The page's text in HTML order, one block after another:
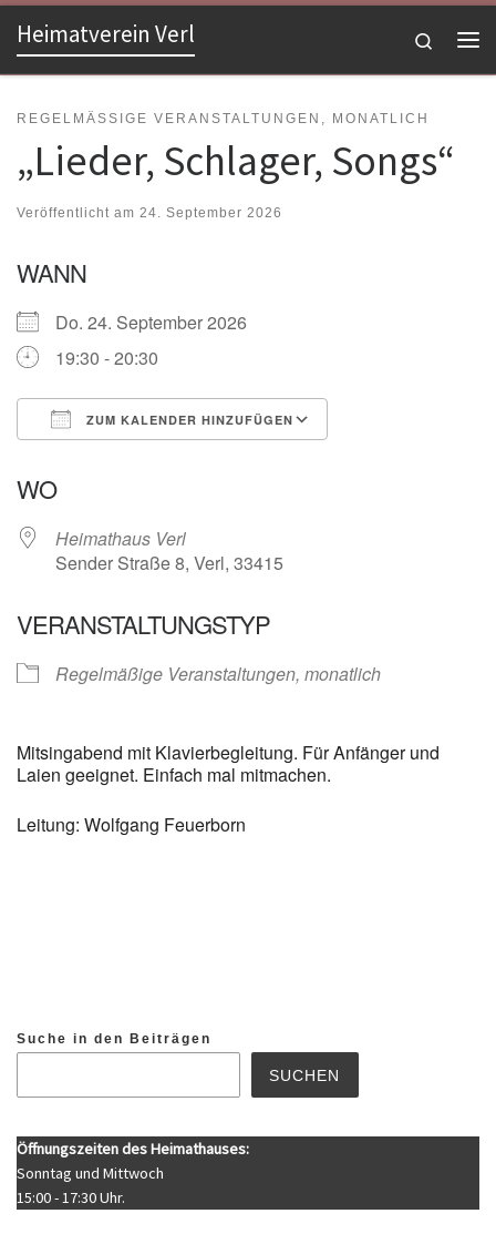
Zum Inhalt springen
Heimatverein Verl
Search
REGELMÄSSIGE VERANSTALTUNGEN, MONATLICH
„Lieder, Schlager, Songs“
Veröffentlicht am 24. September 2026
WANN
Do. 24. September 2026
19:30 - 20:30
ZUM KALENDER HINZUFÜGEN
WO
Heimathaus Verl
Sender Straße 8, Verl, 33415
VERANSTALTUNGSTYP
Regelmäßige Veranstaltungen, monatlich
Mitsingabend mit Klavierbegleitung. Für Anfänger und
Laien geeignet. Einfach mal mitmachen.
Leitung: Wolfgang Feuerborn
Suche in den Beiträgen
SUCHEN
Öffnungszeiten des Heimathauses:
Sonntag und Mittwoch
15:00 - 17:30 Uhr.